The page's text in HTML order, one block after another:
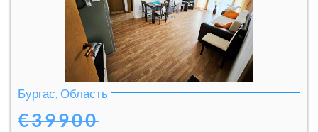
Бургас, Область
€39900